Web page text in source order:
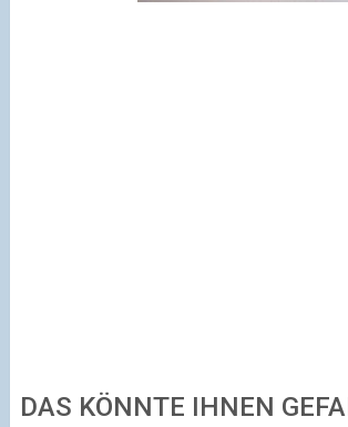
DAS KÖNNTE IHNEN